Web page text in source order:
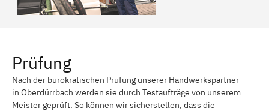
Prüfung
Nach der bürokratischen Prüfung unserer Handwerkspartner
in Oberdürrbach werden sie durch Testaufträge von unserem
Meister geprüft. So können wir sicherstellen, dass die